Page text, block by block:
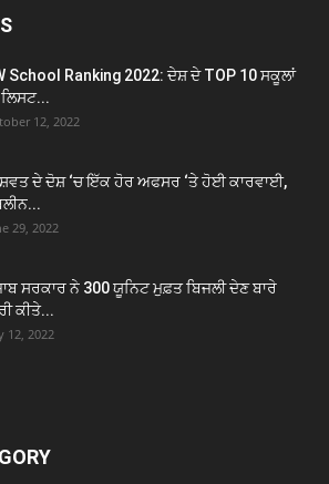
School Ranking 2022: ਦੇਸ਼ ਦੇ TOP 10 ਸਕੂਲਾਂ
ਲਿਸਟ...
12, 2022
ਦੇ ਦੋਸ਼ ‘ਚ ਇੱਕ ਹੋਰ ਅਫਸਰ ‘ਤੇ ਹੋਈ ਕਾਰਵਾਈ,
29, 2022
ਸਰਕਾਰ ਨੇ 300 ਯੂਨਿਟ ਮੁਫ਼ਤ ਬਿਜਲੀ ਦੇਣ ਬਾਰੇ
ਕੀਤੇ...
12, 2022